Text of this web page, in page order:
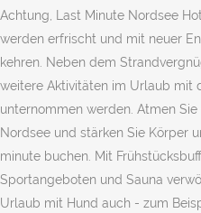
Achtung, Last Minute Nordsee
werden erfrischt und mit neuer
kehren. Neben dem
weitere Aktivitäten im Urlaub mit
unternommen werden. Atmen
Nordsee und stärken Sie Körper
minute buchen. Mit
Sportangeboten und Sauna
Urlaub mit Hund auch - zum